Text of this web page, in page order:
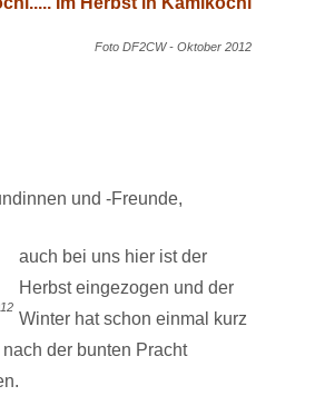
Foto DF2CW - Oktober 2012
und -Freunde,
auch bei uns hier ist der
Herbst eingezogen und der
Winter hat schon einmal kurz
der bunten Pracht